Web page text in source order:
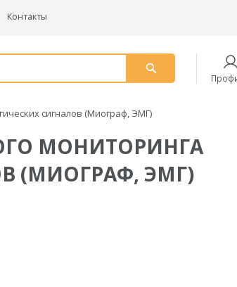
Контакты
сигналов (Миограф, ЭМГ)
МОНИТОРИНГА
(МИОГРАФ, ЭМГ)